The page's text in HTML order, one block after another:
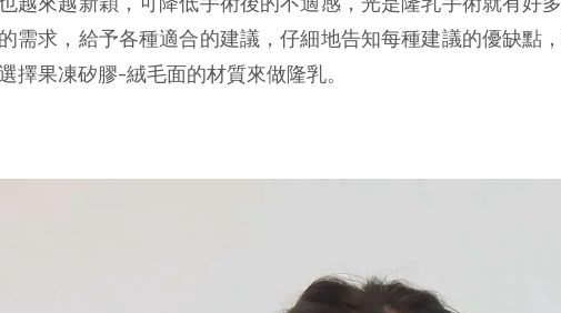
需求，給予各種適合的建議，仔細地告知每種建議的優缺點
擇果凍矽膠-絨毛面的材質來做隆乳。